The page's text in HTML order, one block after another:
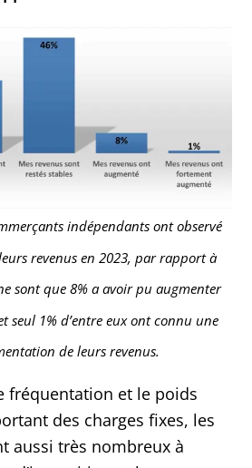
indépendants ont observé
revenus en 2023, par rapport à
sont que 8% a avoir pu augmenter
seul 1% d’entre eux ont connu une
de leurs revenus.
fréquentation et le poids
des charges fixes, les
aussi très nombreux à